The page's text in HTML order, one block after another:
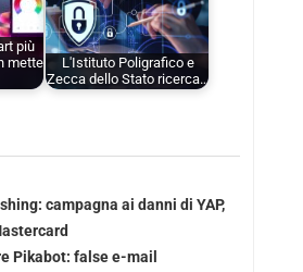
più
mette
L'Istituto Poligrafico e
Zecca dello Stato ricerca…
campagna ai danni di YAP,
Pikabot: false e-mail